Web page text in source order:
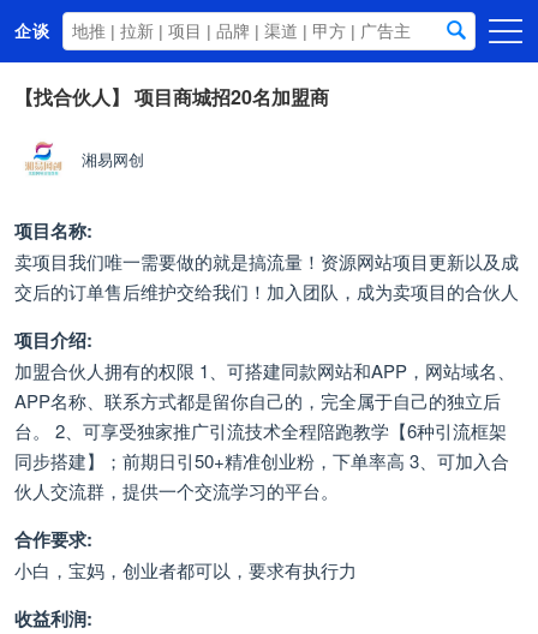
企谈
首页
资讯动态
关于我们
【找合伙人】 项目商城招20名加盟商
湘易网创
项目名称:
卖项目我们唯一需要做的就是搞流量！资源网站项目更新以及成
交后的订单售后维护交给我们！加入团队，成为卖项目的合伙人
项目介绍:
加盟合伙人拥有的权限 1、可搭建同款网站和APP，网站域名、
APP名称、联系方式都是留你自己的，完全属于自己的独立后
台。 2、可享受独家推广引流技术全程陪跑教学【6种引流框架
同步搭建】；前期日引50+精准创业粉，下单率高 3、可加入合
伙人交流群，提供一个交流学习的平台。
合作要求:
小白，宝妈，创业者都可以，要求有执行力
收益利润: